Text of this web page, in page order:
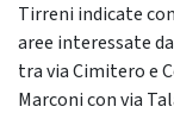
Tirreni indicate
aree interessate
tra via Cimitero e
Marconi con via